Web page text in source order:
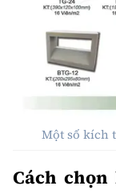
Một số kích
Cách